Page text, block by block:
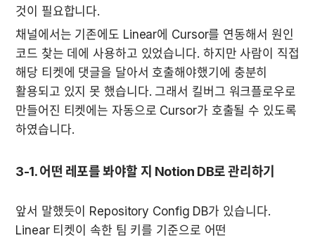
것이 필요합니다.
채널에서는 기존에도 Linear에 Cursor를 연동해서 원인
코드 찾는 데에 사용하고 있었습니다. 하지만 사람이 직접
해당 티켓에 댓글을 달아서 호출해야했기에 충분히
활용되고 있지 못 했습니다. 그래서 킬버그 워크플로우로
만들어진 티켓에는 자동으로 Cursor가 호출될 수 있도록
하였습니다.
3-1. 어떤 레포를 봐야할 지 Notion DB로 관리하기
앞서 말했듯이 Repository Config DB가 있습니다.
Linear 티켓이 속한 팀 키를 기준으로 어떤